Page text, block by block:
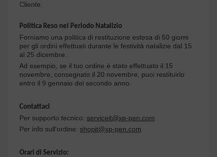
Cliente.
Politica Reso nel Periodo Natalizio
Forniamo una politica di restituzione estesa di 50 giorni
per gli ordini effettuati durante le festività natalizie dal 15
al 25 dicembre.
Ad esempio, se il tuo ordine è stato effettuato il 15
novembre, consegnato il 20 novembre, puoi restituirlo
entro il 9 gennaio del secondo anno.
Contattaci
Per supporto tecnico: serviceit@xp-pen.com
Per info sull'ordine: shopit@xp-pen.com
Orari di Servizio: